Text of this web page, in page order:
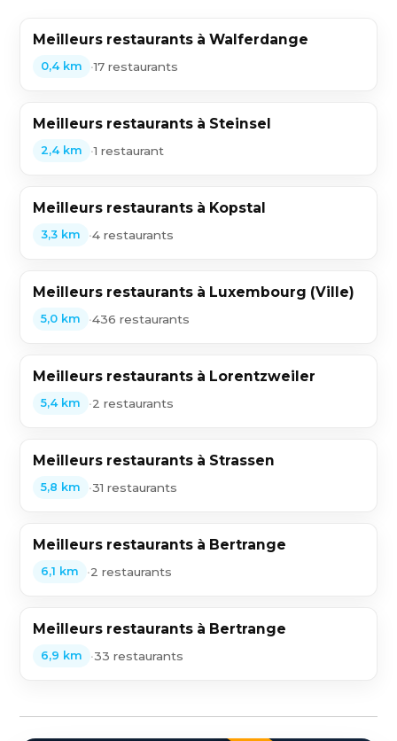
Meilleurs restaurants à Walferdange
0,4 km •17 restaurants
Meilleurs restaurants à Steinsel
2,4 km •1 restaurant
Meilleurs restaurants à Kopstal
3,3 km •4 restaurants
Meilleurs restaurants à Luxembourg (Ville)
5,0 km •436 restaurants
Meilleurs restaurants à Lorentzweiler
5,4 km •2 restaurants
Meilleurs restaurants à Strassen
5,8 km •31 restaurants
Meilleurs restaurants à Bertrange
6,1 km •2 restaurants
Meilleurs restaurants à Bertrange
6,9 km •33 restaurants